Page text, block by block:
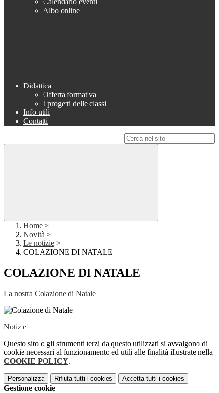
Calendario eventi
Albo online
Didattica
Offerta formativa
I progetti delle classi
Info utili
Contatti
Home >
Novità >
Le notizie >
COLAZIONE DI NATALE
COLAZIONE DI NATALE
La nostra Colazione di Natale
Notizie
Questo sito o gli strumenti terzi da questo utilizzati si avvalgono di
cookie necessari al funzionamento ed utili alle finalità illustrate nella
COOKIE POLICY.
Personalizza Rifiuta tutti i cookies Accetta tutti i cookies
Gestione cookie